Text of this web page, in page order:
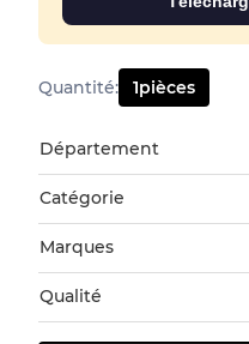
Quantité: 1pièces
Département
Catégorie
Marques
Qualité